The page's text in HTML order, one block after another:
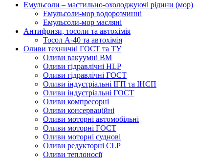
Емульсоли – мастильно-охолоджуючі рідини (мор)
Емульсоли-мор водорозчинні
Емульсоли-мор масляні
Антифризи, тосоли та автохімія
Тосол А-40 та автохімія
Оливи техничні ГОСТ та ТУ
Оливи вакуумні ВМ
Оливи гідравлічні HLP
Оливи гідравлічні ГОСТ
Оливи індустріальні ІГП та ІНСП
Оливи індустріальні ГОСТ
Оливи компресорні
Оливи консерваційні
Оливи моторні автомобільні
Оливи моторні ГОСТ
Оливи моторні суднові
Оливи редукторні CLP
Оливи теплоносії